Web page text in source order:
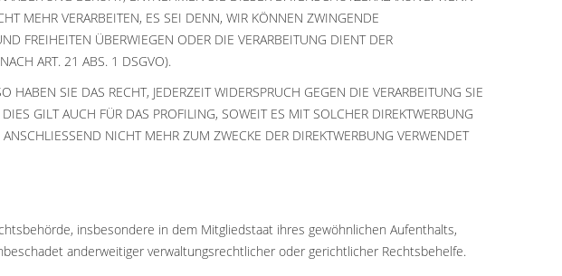
MEHR VERARBEITEN, ES SEI DENN, WIR KÖNNEN ZWINGENDE
FREIHEITEN ÜBERWIEGEN ODER DIE VERARBEITUNG DIENT DER
ART. 21 ABS. 1 DSGVO).
SIE DAS RECHT, JEDERZEIT WIDERSPRUCH GEGEN DIE VERARBEITUNG SIE
GILT AUCH FÜR DAS PROFILING, SOWEIT ES MIT SOLCHER DIREKTWERBUNG
NICHT MEHR ZUM ZWECKE DER DIREKTWERBUNG VERWENDET
insbesondere in dem Mitgliedstaat ihres gewöhnlichen Aufenthalts,
anderweitiger verwaltungsrechtlicher oder gerichtlicher Rechtsbehelfe.